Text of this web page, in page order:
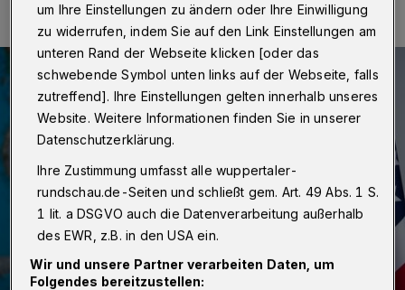
um Ihre Einstellungen zu ändern oder Ihre Einwilligung
zu widerrufen, indem Sie auf den Link Einstellungen am
unteren Rand der Webseite klicken [oder das
schwebende Symbol unten links auf der Webseite, falls
zutreffend]. Ihre Einstellungen gelten innerhalb unseres
Website. Weitere Informationen finden Sie in unserer
Datenschutzerklärung.
Ihre Zustimmung umfasst alle wuppertaler-
rundschau.de-Seiten und schließt gem. Art. 49 Abs. 1 S.
1 lit. a DSGVO auch die Datenverarbeitung außerhalb
des EWR, z.B. in den USA ein.
Wir und unsere Partner verarbeiten Daten, um
Folgendes bereitzustellen: